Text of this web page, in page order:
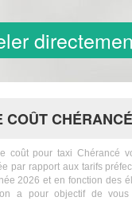
COÛT CHÉRANCÉ
pour taxi Chérancé
par rapport aux tarifs
2026 et en fonction des
a pour objectif de